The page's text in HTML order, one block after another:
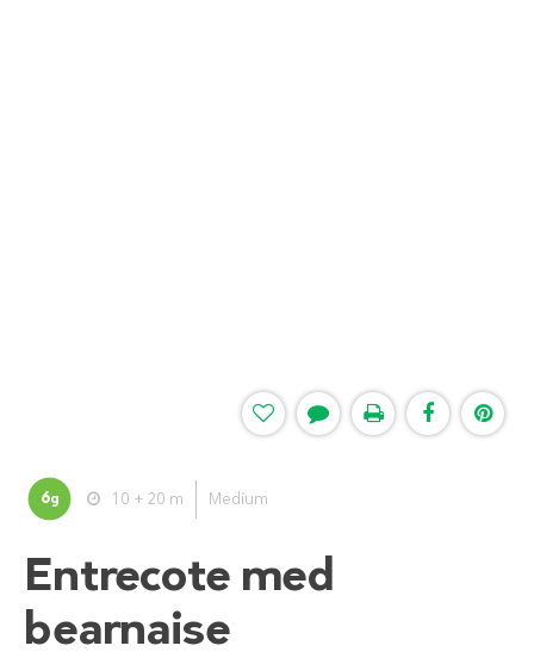
6g 10 + 20 m Medium
Entrecote med
bearnaise